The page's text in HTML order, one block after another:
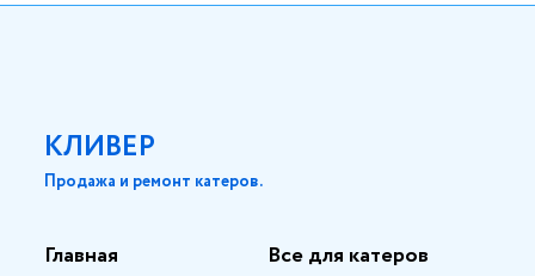
КЛИВЕР
Продажа и ремонт катеров.
Главная Все для катеров